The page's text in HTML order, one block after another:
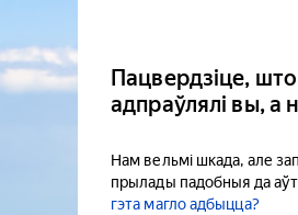
Пацвердзіце,
адпраўлялі вы, а
Нам вельмі шкада, але
прылады падобныя да
гэта магло адбыцца?